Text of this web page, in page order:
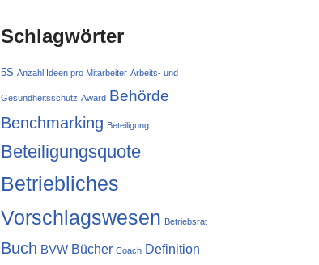
Schlagwörter
5S Anzahl Ideen pro Mitarbeiter Arbeits- und
Gesundheitsschutz Award Behörde
Benchmarking Beteiligung
Beteiligungsquote
Betriebliches
Vorschlagswesen Betriebsrat
Buch BVW Bücher Coach Definition